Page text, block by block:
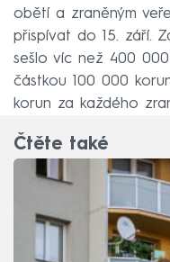
obětí a zraněným
přispívat do 15. září.
sešlo víc než 400
částkou 100 000
korun za každého
Čtěte také